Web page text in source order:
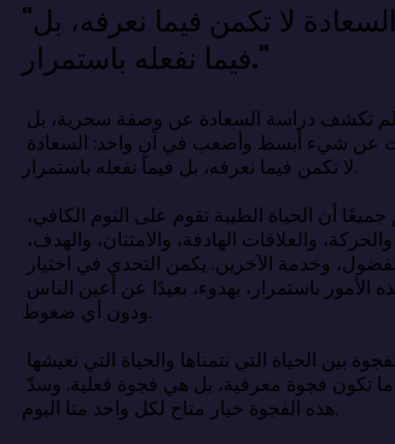
"السعادة لا تكمن فيما نعرفه، بل
فيما نفعله باستمرار."
لا تكمن فيما نعرفه، بل فيما نفعله باستمرار.
ودون أي ضغوط.
هذه الفجوة خيار متاح لكل واحد منا اليوم.